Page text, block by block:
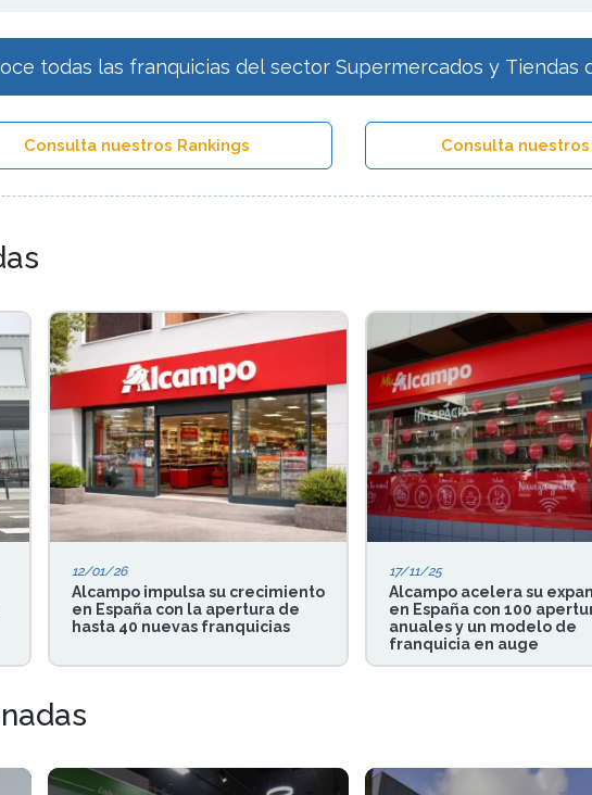
todas las franquicias del sector Supermercados y Tiendas
Consulta nuestros Rankings Consulta
12/01/26
Alcampo impulsa su crecimiento
en España con la apertura de
hasta 40 nuevas franquicias
17/11/25
Alcampo acelera su
en España con 100
anuales y un modelo de
franquicia en auge